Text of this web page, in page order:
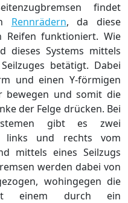
findet
Rennrädern, da diese
funktioniert. Wie
dieses Systems mittels
betätigt. Dabei
und einen Y-förmigen
bewegen und somit die
der Felge drücken. Bei
gibt es zwei
links und rechts vom
mittels eines Seilzugs
werden dabei von
wohingegen die
einem durch ein